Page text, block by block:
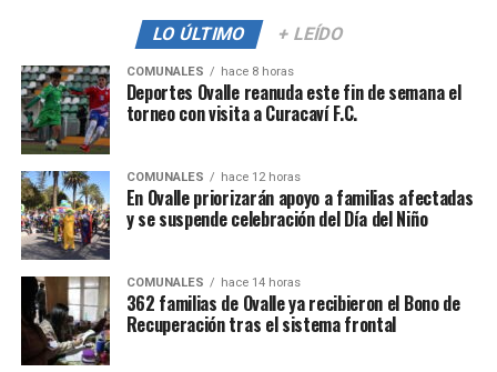
LO ÚLTIMO + LEÍDO
COMUNALES hace 8 horas
Deportes Ovalle reanuda este fin de semana el
torneo con visita a Curacaví F.C.
COMUNALES hace 12 horas
En Ovalle priorizarán apoyo a familias afectadas
y se suspende celebración del Día del Niño
COMUNALES hace 14 horas
362 familias de Ovalle ya recibieron el Bono de
Recuperación tras el sistema frontal